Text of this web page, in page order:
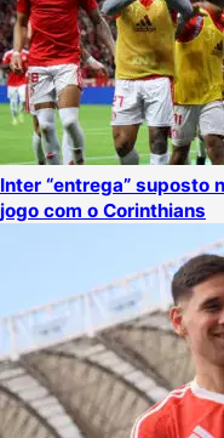
Inter “entrega” suposto
jogo com o Corinthians